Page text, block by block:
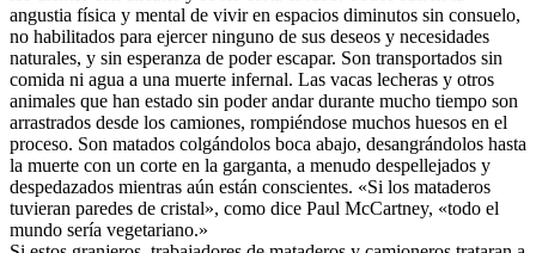
angustia física y mental de vivir en espacios diminutos sin consuelo,
no habilitados para ejercer ninguno de sus deseos y necesidades
naturales, y sin esperanza de poder escapar. Son transportados sin
comida ni agua a una muerte infernal. Las vacas lecheras y otros
animales que han estado sin poder andar durante mucho tiempo son
arrastrados desde los camiones, rompiéndose muchos huesos en el
proceso. Son matados colgándolos boca abajo, desangrándolos hasta
la muerte con un corte en la garganta, a menudo despellejados y
despedazados mientras aún están conscientes. «Si los mataderos
tuvieran paredes de cristal», como dice Paul McCartney, «todo el
mundo sería vegetariano.»